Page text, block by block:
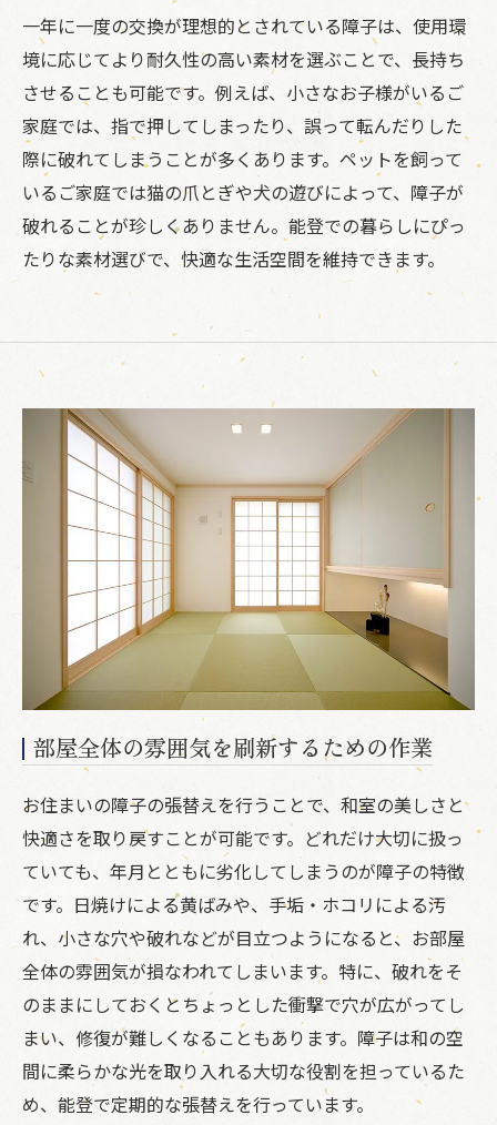
一年に一度の交換が理想的とされている障子は、使用環
境に応じてより耐久性の高い素材を選ぶことで、長持ち
させることも可能です。例えば、小さなお子様がいるご
家庭では、指で押してしまったり、誤って転んだりした
際に破れてしまうことが多くあります。ペットを飼って
いるご家庭では猫の爪とぎや犬の遊びによって、障子が
破れることが珍しくありません。能登での暮らしにぴっ
たりな素材選びで、快適な生活空間を維持できます。
部屋全体の雰囲気を刷新するための作業
お住まいの障子の張替えを行うことで、和室の美しさと
快適さを取り戻すことが可能です。どれだけ大切に扱っ
ていても、年月とともに劣化してしまうのが障子の特徴
です。日焼けによる黄ばみや、手垢・ホコリによる汚
れ、小さな穴や破れなどが目立つようになると、お部屋
全体の雰囲気が損なわれてしまいます。特に、破れをそ
のままにしておくとちょっとした衝撃で穴が広がってし
まい、修復が難しくなることもあります。障子は和の空
間に柔らかな光を取り入れる大切な役割を担っているた
め、能登で定期的な張替えを行っています。